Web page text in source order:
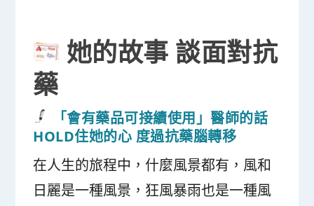
她的故事 談面對抗
藥
「會有藥品可接續使用」醫師的話
HOLD住她的心 度過抗藥腦轉移
在人生的旅程中，什麼風景都有，風和
日麗是一種風景，狂風暴雨也是一種風